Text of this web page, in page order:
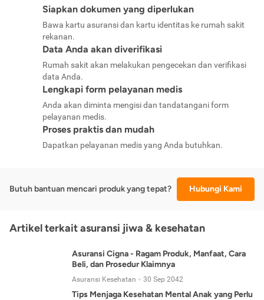
Siapkan dokumen yang diperlukan
Bawa kartu asuransi dan kartu identitas ke rumah sakit
rekanan.
Data Anda akan diverifikasi
Rumah sakit akan melakukan pengecekan dan verifikasi
data Anda.
Lengkapi form pelayanan medis
Anda akan diminta mengisi dan tandatangani form
pelayanan medis.
Proses praktis dan mudah
Dapatkan pelayanan medis yang Anda butuhkan.
Butuh bantuan mencari produk yang tepat? Hubungi Kami
Artikel terkait asuransi jiwa & kesehatan
Asuransi Cigna - Ragam Produk, Manfaat, Cara
Beli, dan Prosedur Klaimnya
Asuransi Kesehatan 30 Sep 2042
Tips Menjaga Kesehatan Mental Anak yang Perlu